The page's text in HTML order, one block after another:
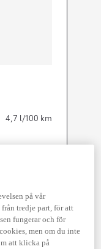
4,7 l/100 km
4
1 798 cc
kw (140 hk)
på vår
tredje part, för att
fungerar och för
men om du inte
att klicka på